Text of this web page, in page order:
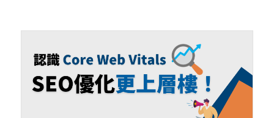
的盲點做提醒，AI 時代下做 SEO 文章，別再輕
忽這些關鍵要素，讓我們一同探索如何撰寫
SEO 文章！